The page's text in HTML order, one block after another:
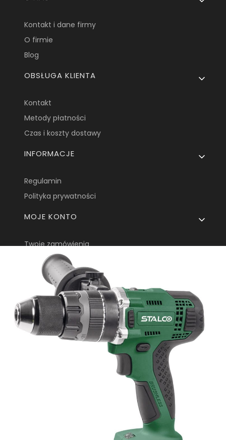
Kontakt i dane firmy
O firmie
Blog
OBSŁUGA KLIENTA
Kontakt
Metody płatności
Czas i koszty dostawy
INFORMACJE
Regulamin
Polityka prywatności
MOJE KONTO
Twoje zamówienia
Ustawienia konta
Ulubione
KOSTA One Sp.
Z o.o.
ul. Tarnowska 24
Shoper Premium